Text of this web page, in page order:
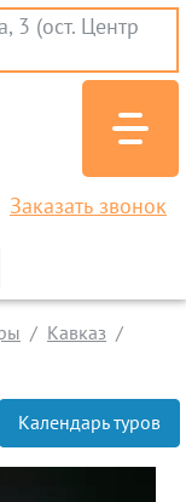
3 (ост. Центр
Заказать звонок
Кавказ
Календарь туров